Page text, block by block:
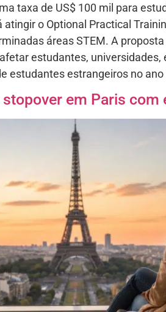
taxa de US$ 100 mil para
o Optional Practical
áreas STEM. A
estudantes,
estudantes estrangeiros no
em Paris